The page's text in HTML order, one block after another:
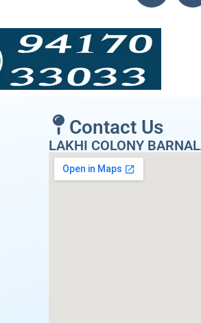
Contact Us
LAKHI COLONY